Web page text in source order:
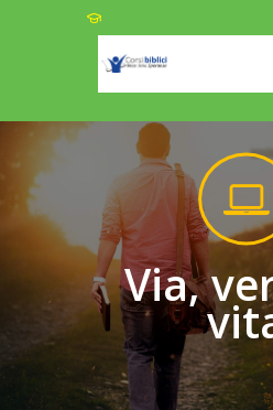
Via,
HOME
CHI SIAMO
CORSI
PODCAST
LINK UTILI
ISCRIZIONI
DONAZIONI